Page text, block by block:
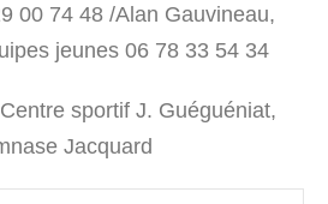
00 74 48 /Alan Gauvineau,
jeunes 06 78 33 54 34
sportif J. Guéguéniat,
Jacquard